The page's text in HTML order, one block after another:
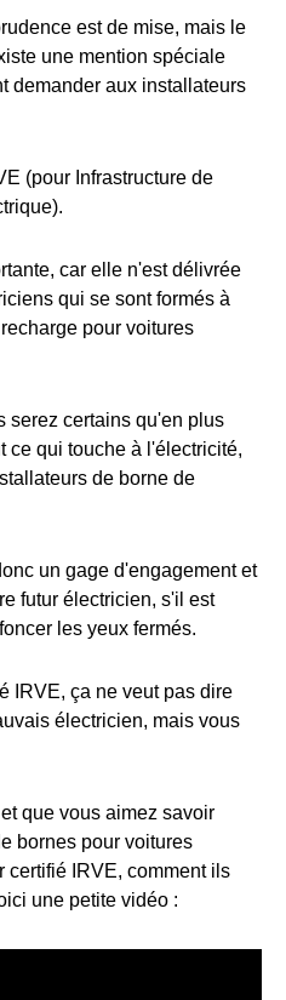
est de mise, mais le
une mention spéciale
demander aux installateurs
(pour Infrastructure de
car elle n'est délivrée
qui se sont formés à
pour voitures
serez certains qu'en plus
ce qui touche à l'électricité,
de borne de
un gage d'engagement et
futur électricien, s'il est
les yeux fermés.
IRVE, ça ne veut pas dire
électricien, mais vous
que vous aimez savoir
bornes pour voitures
certifié IRVE, comment ils
une petite vidéo :